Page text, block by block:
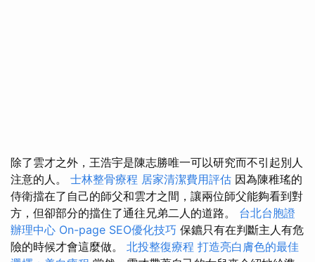
除了雲才之外，王浩宇是陳志勝唯一可以研究而不引起別人
注意的人。 士林整骨療程 居家清潔費用評估 因為陳稚瑤的
侍衛擋在了自己的師父和雲才之間，讓兩位師父能夠看到對
方，但卻部分的擋住了通往兄弟二人的道路。 台北台胞證
辦理中心 On-page SEO優化技巧 保鑣只有在判斷主人有危
險的時候才會這麼做。 北投整復療程 打造亮白膚色的最佳